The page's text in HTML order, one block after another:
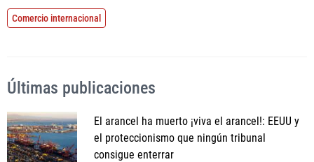
Comercio internacional
Últimas publicaciones
El arancel ha muerto ¡viva el arancel!: EEUU y
el proteccionismo que ningún tribunal
consigue enterrar